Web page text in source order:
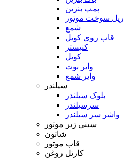
پمپ بنزین
ریل سوخت موتور
شمع
قاب روی کویل
کنیستر
کویل
وایر بوت
وایر شمع
سیلندر
بلوک سیلندر
سرسیلندر
واشر سر سیلندر
سینی زیر موتور
شاتون
قاب موتور
کارتل روغن